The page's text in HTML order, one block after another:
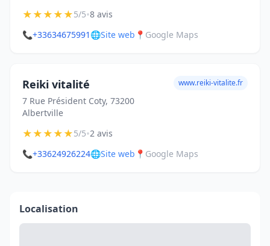
★★★★★5/5•8 avis
📞+33634675991 🌐Site web 📍 Google Maps
Reiki vitalité
7 Rue Président Coty, 73200
Albertville
www.reiki-vitalite.fr
★★★★★5/5•2 avis
📞+33624926224🌐Site web 📍 Google Maps
Localisation